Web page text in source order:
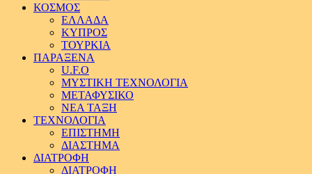
ΚΟΣΜΟΣ
ΕΛΛΑΔΑ
ΚΥΠΡΟΣ
ΤΟΥΡΚΙΑ
ΠΑΡΑΞΕΝΑ
U.F.O
ΜΥΣΤΙΚΗ ΤΕΧΝΟΛΟΓΙΑ
ΜΕΤΑΦΥΣΙΚΟ
ΝΕΑ ΤΑΞΗ
ΤΕΧΝΟΛΟΓΙΑ
ΕΠΙΣΤΗΜΗ
ΔΙΑΣΤΗΜΑ
ΔΙΑΤΡΟΦΗ
ΔΙΑΤΡΟΦΗ